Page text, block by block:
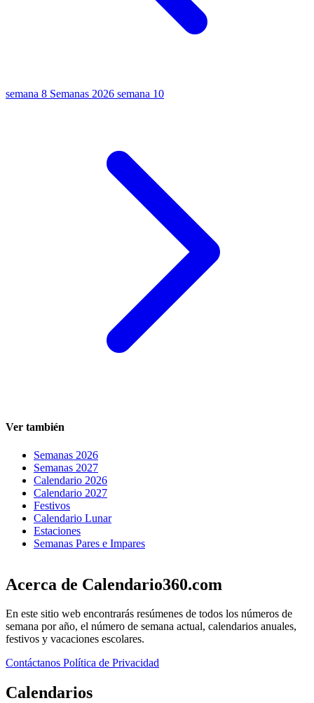
semana 8 Semanas 2026 semana 10
Ver también
Semanas 2026
Semanas 2027
Calendario 2026
Calendario 2027
Festivos
Calendario Lunar
Estaciones
Semanas Pares e Impares
Acerca de Calendario360.com
En este sitio web encontrarás resúmenes de todos los números de
semana por año, el número de semana actual, calendarios anuales,
festivos y vacaciones escolares.
Contáctanos Política de Privacidad
Calendarios